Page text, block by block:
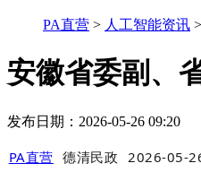
PA直营 > 人工智能资讯 >
安徽省委副、
发布日期：2026-05-26 09:20
PA直营 德清民政 2026-05-